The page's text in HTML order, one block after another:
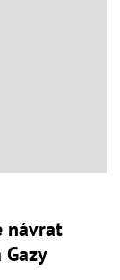
návrat